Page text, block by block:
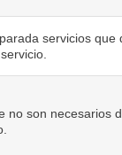
servicios que
no son necesarios